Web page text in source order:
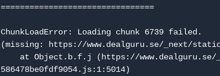
================================
ChunkLoadError: Loading chunk 6739 failed.
(missing: https://www.dealguru.se/_next/
586478be0fdf9054.js:1:5014)